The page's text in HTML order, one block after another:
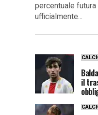
percentuale
ufficialmente...
il